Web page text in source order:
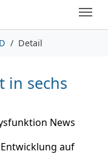
Detail
in sechs
News
auf